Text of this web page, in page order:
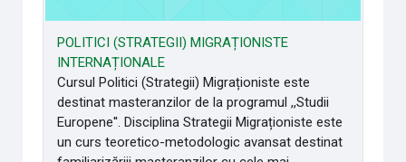
POLITICI (STRATEGII) MIGRAȚIONISTE
INTERNAȚIONALE
Cursul Politici (Strategii) Migraționiste este
destinat masteranzilor de la programul ,,Studii
Europene''. Disciplina Strategii Migraționiste este
un curs teoretico-metodologic avansat destinat